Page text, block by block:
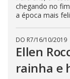
chegando no
a época mais
DO R7/16/10/2019
Ellen
rainha e